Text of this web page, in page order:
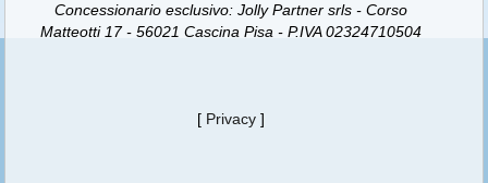
Concessionario esclusivo: Jolly Partner srls - Corso
Matteotti 17 - 56021 Cascina Pisa - P.IVA 02324710504
[ Privacy ]